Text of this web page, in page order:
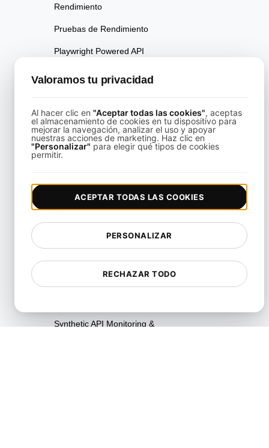
Rendimiento
Pruebas de Rendimiento
Playwright Powered API
Pruebas de Análisis de
Pruebas de Fiabilidad
Pruebas de Resiliencia
SLI/SLO & Service Metrics
Monitoring
Pruebas de Escalabilidad
Pruebas Spike
Synthetic API Monitoring &
Valoramos tu privacidad
Al hacer clic en "Aceptar todas las cookies", aceptas
el almacenamiento de cookies en tu dispositivo para
mejorar la navegación, analizar el uso y apoyar
nuestras acciones de marketing. Haz clic en
"Personalizar" para elegir qué tipos de cookies
permitir.
RECHAZAR TODO
PERSONALIZAR
ACEPTAR TODAS LAS COOKIES